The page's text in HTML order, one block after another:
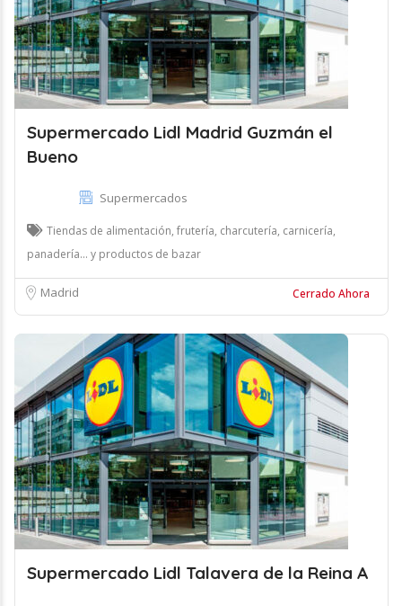
Supermercado Lidl Madrid Guzmán el
Bueno
Supermercados
Tiendas de alimentación, frutería, charcutería, carnicería,
panadería... y productos de bazar
Madrid Cerrado Ahora
Supermercado Lidl Talavera de la Reina A